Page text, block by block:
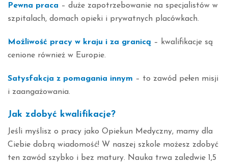
Pewna praca – duże zapotrzebowanie na specjalistów w
szpitalach, domach opieki i prywatnych placówkach.
Możliwość pracy w kraju i za granicą – kwalifikacje są
cenione również w Europie.
Satysfakcja z pomagania innym – to zawód pełen misji
i zaangażowania.
Jak zdobyć kwalifikacje?
Jeśli myślisz o pracy jako Opiekun Medyczny, mamy dla
Ciebie dobrą wiadomość! W naszej szkole możesz zdobyć
ten zawód szybko i bez matury. Nauka trwa zaledwie 1,5